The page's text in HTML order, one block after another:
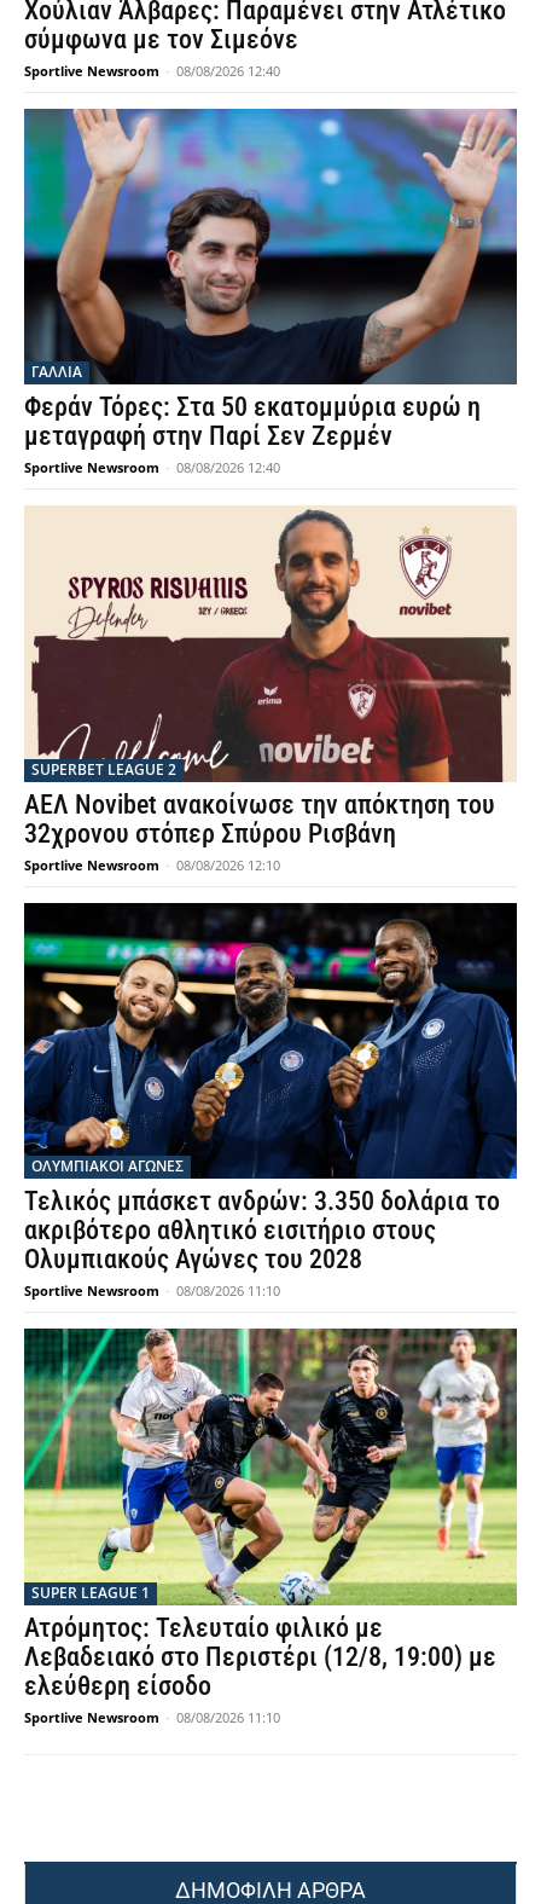
Χούλιαν Άλβαρες: Παραμένει στην Ατλέτικο
σύμφωνα με τον Σιμεόνε
Sportlive Newsroom - 08/08/2026 12:40
ΓΑΛΛΙΑ
Φεράν Τόρες: Στα 50 εκατομμύρια ευρώ η
μεταγραφή στην Παρί Σεν Ζερμέν
Sportlive Newsroom - 08/08/2026 12:40
SUPERBET LEAGUE 2
ΑΕΛ Novibet ανακοίνωσε την απόκτηση του
32χρονου στόπερ Σπύρου Ρισβάνη
Sportlive Newsroom - 08/08/2026 12:10
ΟΛΥΜΠΙΑΚΟΊ ΑΓΏΝΕΣ
Τελικός μπάσκετ ανδρών: 3.350 δολάρια το
ακριβότερο αθλητικό εισιτήριο στους
Ολυμπιακούς Αγώνες του 2028
Sportlive Newsroom - 08/08/2026 11:10
SUPER LEAGUE 1
Ατρόμητος: Τελευταίο φιλικό με
Λεβαδειακό στο Περιστέρι (12/8, 19:00) με
ελεύθερη είσοδο
Sportlive Newsroom - 08/08/2026 11:10
ΔΗΜΟΦΙΛΗ ΑΡΘΡΑ